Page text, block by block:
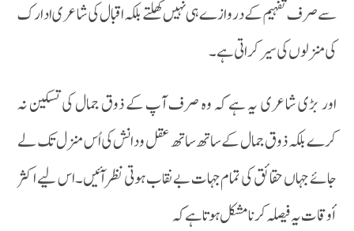
سےصرف تفہیم کے دروازے ہی نہیں کھلتے بلکہ اقبال کی شاعری ادارک
کی منزلوں کی سیر کراتی ہے ۔
اور بڑی شاعری یہ ہے کہ وہ صرف آپ کے ذوق جمال کی تسکین نہ
کرے بلکہ ذوق جمال کے ساتھ ساتھ عقل ودانش کی اُس منزل تک لے
جائے جہاں حقائق کی تمام جہات بے نقاب ہوتی نظر آئیں ۔ اس لیے اکثر
أوقات یہ فیصلہ کرنا مشکل ہوتا ہے کہ